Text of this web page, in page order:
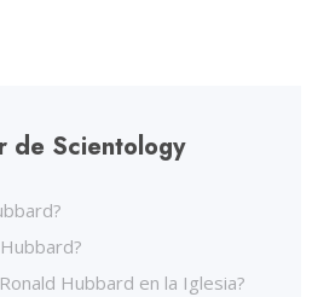
de Scientology
Hubbard en la Iglesia?